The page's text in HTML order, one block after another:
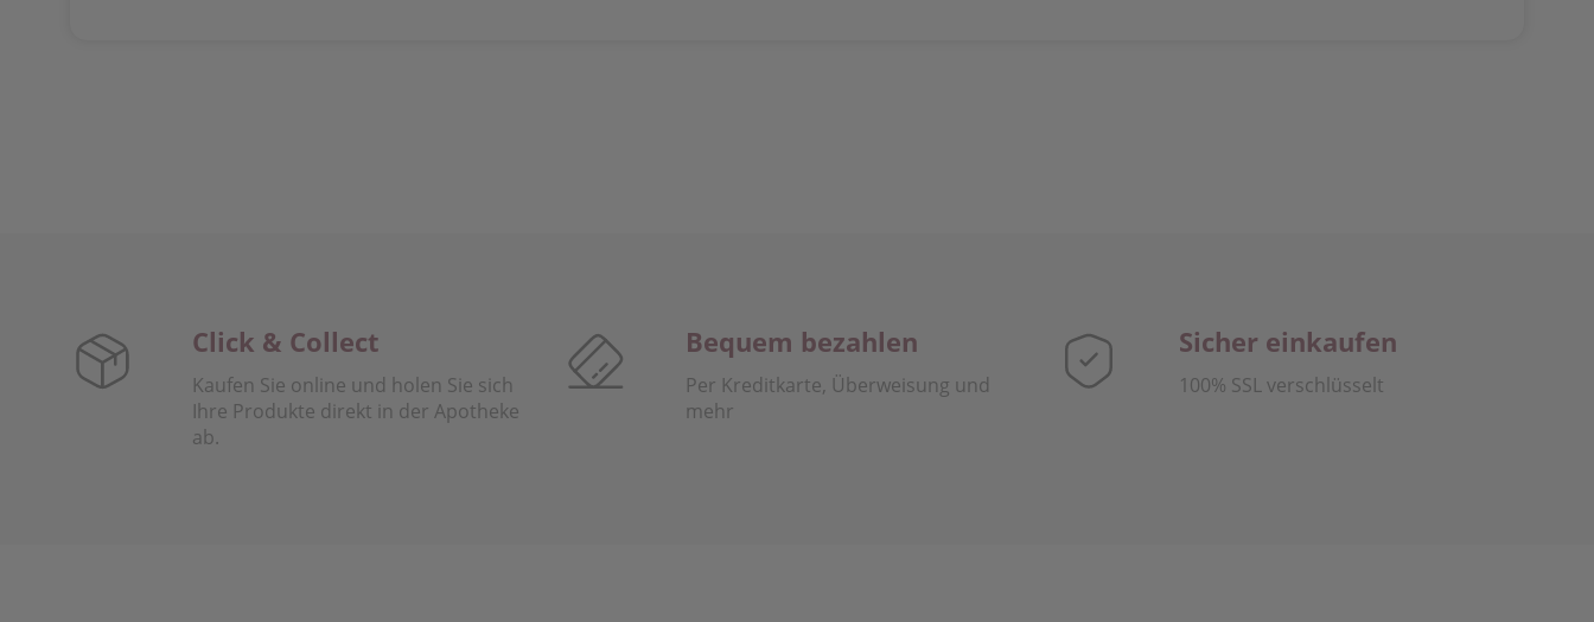
Click & Collect
Kaufen Sie online und holen Sie sich
Ihre Produkte direkt in der Apotheke
ab.
Bequem bezahlen
Per Kreditkarte, Überweisung und
mehr
Sicher einkaufen
100% SSL verschlüsselt